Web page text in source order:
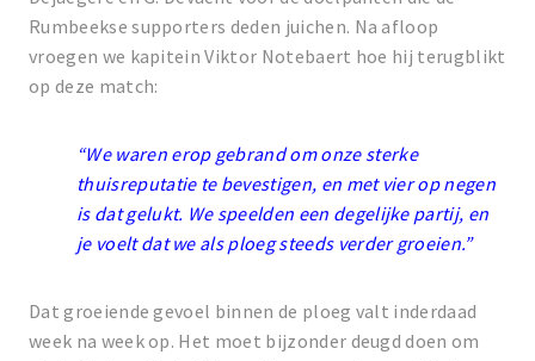
Rumbeekse supporters deden juichen. Na afloop
vroegen we kapitein Viktor Notebaert hoe hij terugblikt
op deze match:
“We waren erop gebrand om onze sterke
thuisreputatie te bevestigen, en met vier op negen
is dat gelukt. We speelden een degelijke partij, en
je voelt dat we als ploeg steeds verder groeien.”
Dat groeiende gevoel binnen de ploeg valt inderdaad
week na week op. Het moet bijzonder deugd doen om